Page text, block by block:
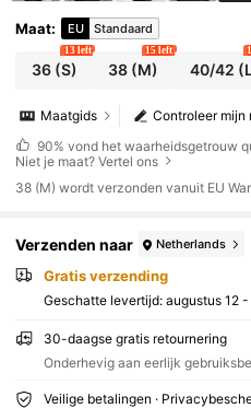
Maat: EU Standaard
36(S)
13 left
38 (M)
15 left
40/42
Controleer mijn
Maatgids
90% vond het waarheidsgetrouw
Niet je maat? Vertel ons
​38 (M) wordt verzonden vanuit EU
Verzenden naar Netherlands
Gratis verzending
Geschatte levertijd: augustus 12
30-daagse gratis retournering
Onderhevig aan eerlijk
Veilige betalingen ·